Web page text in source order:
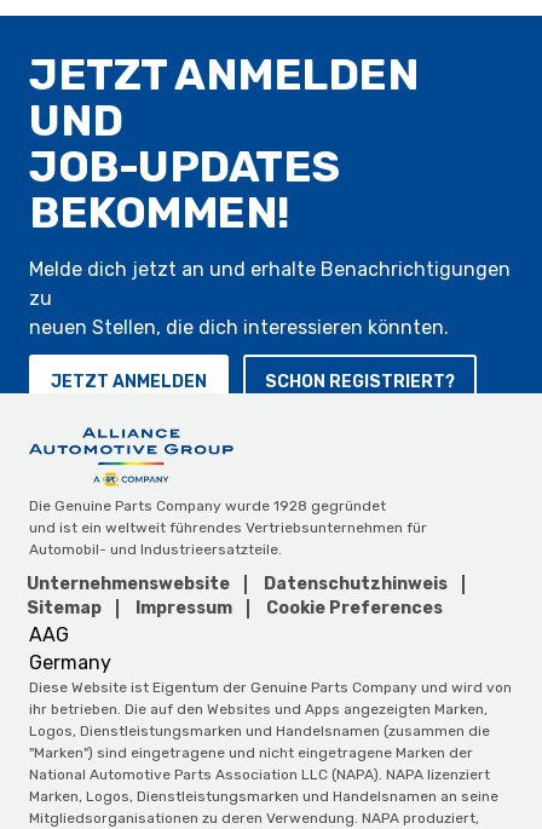
JETZT ANMELDEN
UND
JOB-UPDATES
BEKOMMEN!
Melde dich jetzt an und erhalte Benachrichtigungen
zu
neuen Stellen, die dich interessieren könnten.
JETZT ANMELDEN SCHON REGISTRIERT?
Die Genuine Parts Company wurde 1928 gegründet
und ist ein weltweit führendes Vertriebsunternehmen für
Automobil- und Industrieersatzteile.
Unternehmenswebsite
Datenschutzhinweis
Sitemap
Impressum Cookie Preferences
AAG
Germany
Diese Website ist Eigentum der Genuine Parts Company und wird von
ihr betrieben. Die auf den Websites und Apps angezeigten Marken,
Logos, Dienstleistungsmarken und Handelsnamen (zusammen die
"Marken") sind eingetragene und nicht eingetragene Marken der
National Automotive Parts Association LLC (NAPA). NAPA lizenziert
Marken, Logos, Dienstleistungsmarken und Handelsnamen an seine
Mitgliedsorganisationen zu deren Verwendung. NAPA produziert,